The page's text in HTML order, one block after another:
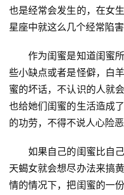
也是经常会发生的，在女
星座中就这么几个经常陷
作为闺蜜是知道闺蜜所
些小缺点或者是怪僻，白
蜜的坏话，不认识的人就
也给她们闺蜜的生活造成
的功劳，不得不说人心险恶
如果自己的闺蜜比自己
天蝎女就会想尽办法来搞
情的情况下，把闺蜜的一